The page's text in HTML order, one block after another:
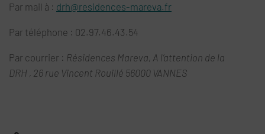
Par mail à : drh@residences-mareva.fr
Par téléphone : 02.97.46.43.54
Par courrier : Résidences Mareva, A l’attention de la
DRH , 26 rue Vincent Rouillé 56000 VANNES